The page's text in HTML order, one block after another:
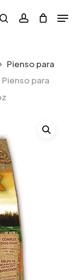
searchaccount
Pienso para
Pienso para